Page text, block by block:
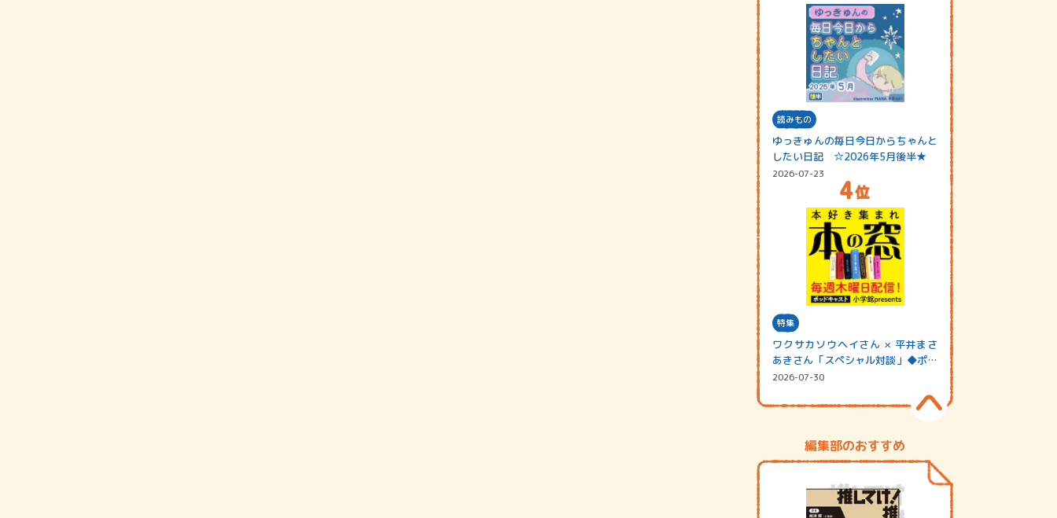
読みもの
ゆっきゅんの毎日今日からちゃんと
したい日記 ☆2026年5月後半★
2026-07-23
特集
ワクサカソウヘイさん × 平井まさ
あきさん「スペシャル対談」◆ポッ
ドキャスト…
2026-07-30
編集部のおすすめ